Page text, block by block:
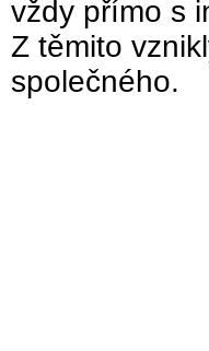
vždy přímo s
Z těmito
společného.